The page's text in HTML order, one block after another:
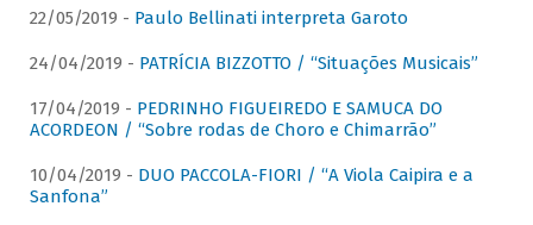
22/05/2019 - Paulo Bellinati interpreta Garoto
24/04/2019 - PATRÍCIA BIZZOTTO / “Situações Musicais”
17/04/2019 - PEDRINHO FIGUEIREDO E SAMUCA DO
ACORDEON / “Sobre rodas de Choro e Chimarrão”
10/04/2019 - DUO PACCOLA-FIORI / “A Viola Caipira e a
Sanfona”